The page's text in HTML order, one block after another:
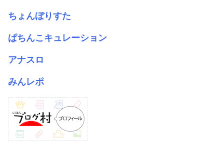
ちょんぼりすた
ぱちんこキュレーション
アナスロ
みんレポ